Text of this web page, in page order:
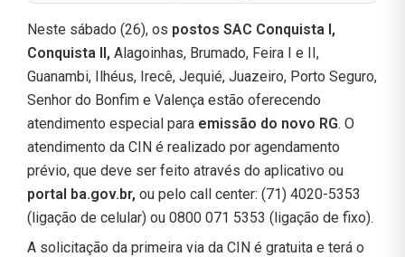
Neste sábado (26), os postos SAC Conquista I,
Conquista II, Alagoinhas, Brumado, Feira I e II,
Guanambi, Ilhéus, Irecê, Jequié, Juazeiro, Porto Seguro,
Senhor do Bonfim e Valença estão oferecendo
atendimento especial para emissão do novo RG. O
atendimento da CIN é realizado por agendamento
prévio, que deve ser feito através do aplicativo ou
portal ba.gov.br, ou pelo call center: (71) 4020-5353
(ligação de celular) ou 0800 071 5353 (ligação de fixo).
A solicitação da primeira via da CIN é gratuita e terá o